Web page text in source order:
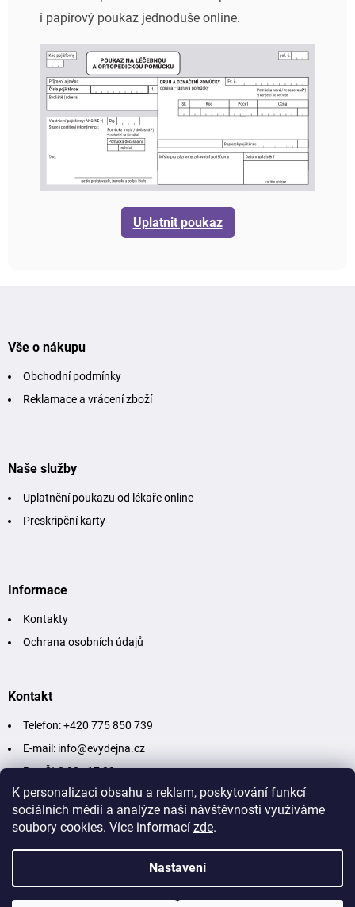
K personalizaci obsahu a reklam, poskytování funkcí
sociálních médií a analýze naší návštěvnosti využíváme
soubory cookies. Více informací zde.
Nastavení
i papírový poukaz jednoduše online.
Uplatnit poukaz
Vše o nákupu
Obchodní podmínky
Reklamace a vrácení zboží
Naše služby
Uplatnění poukazu od lékaře online
Preskripční karty
Informace
Kontakty
Ochrana osobních údajů
Kontakt
Telefon: +420 775 850 739
E-mail: info@evydejna.cz
Po - Čt 8:00 - 17:00
Pá - So 8:00 - 12:00